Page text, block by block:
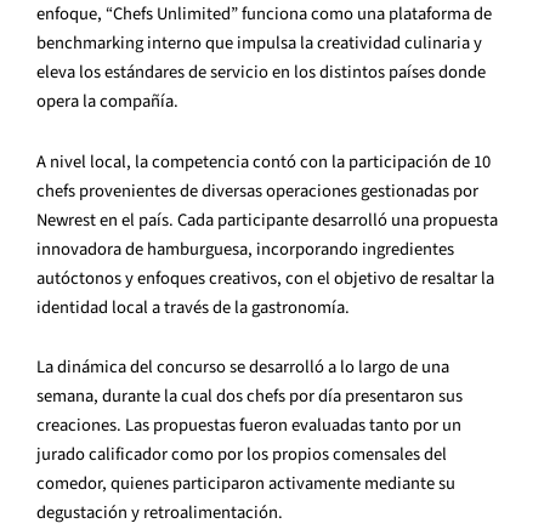
enfoque, “Chefs Unlimited” funciona como una plataforma de
benchmarking interno que impulsa la creatividad culinaria y
eleva los estándares de servicio en los distintos países donde
opera la compañía.
A nivel local, la competencia contó con la participación de 10
chefs provenientes de diversas operaciones gestionadas por
Newrest en el país. Cada participante desarrolló una propuesta
innovadora de hamburguesa, incorporando ingredientes
autóctonos y enfoques creativos, con el objetivo de resaltar la
identidad local a través de la gastronomía.
La dinámica del concurso se desarrolló a lo largo de una
semana, durante la cual dos chefs por día presentaron sus
creaciones. Las propuestas fueron evaluadas tanto por un
jurado calificador como por los propios comensales del
comedor, quienes participaron activamente mediante su
degustación y retroalimentación.